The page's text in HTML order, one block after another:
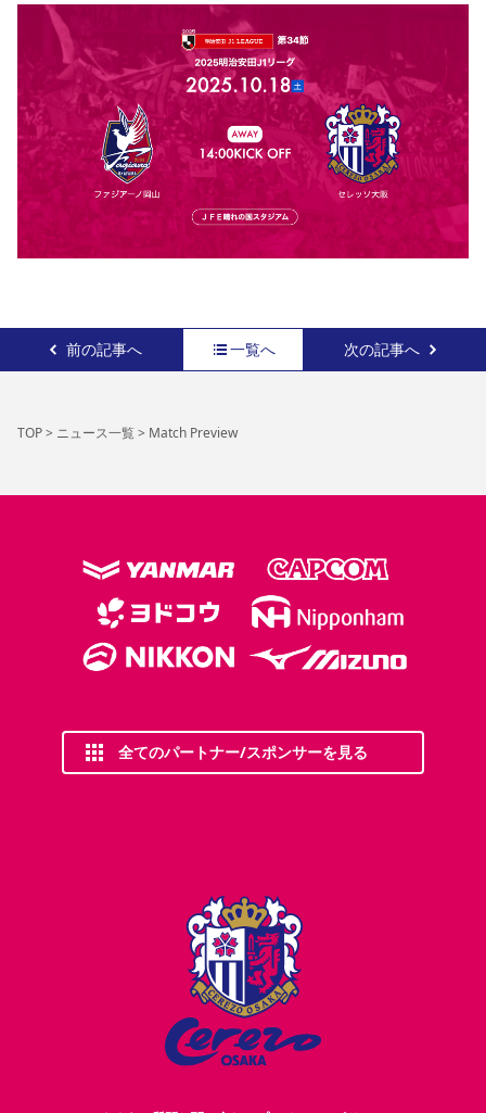
前の記事へ 一覧へ 次の記事へ
TOP> ニュース一覧> Match Preview
全てのパートナー/スポンサーを見る